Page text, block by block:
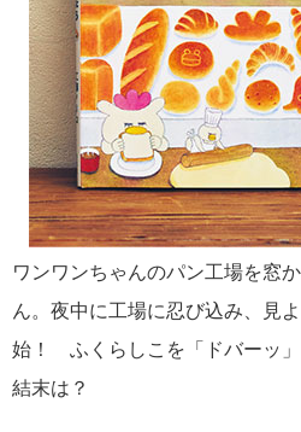
ワンワンちゃんのパン工場を窓
ん。夜中に工場に忍び込み、見
始！ ふくらしこを「ドバーッ
結末は？